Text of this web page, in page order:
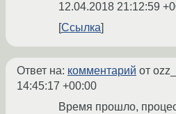
12.04.2018 21:12:59
Ссылка
Ответ на: комментарий от
14:45:17 +00:00
Время прошло,